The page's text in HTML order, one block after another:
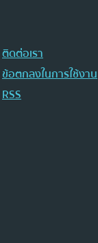
ติดต่อเรา
ข้อตกลงในการใช้งาน
RSS